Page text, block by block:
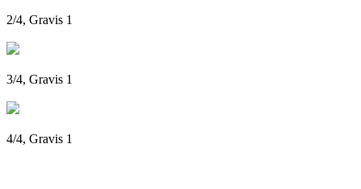
2/4, Gravis 1
3/4, Gravis 1
4/4, Gravis 1